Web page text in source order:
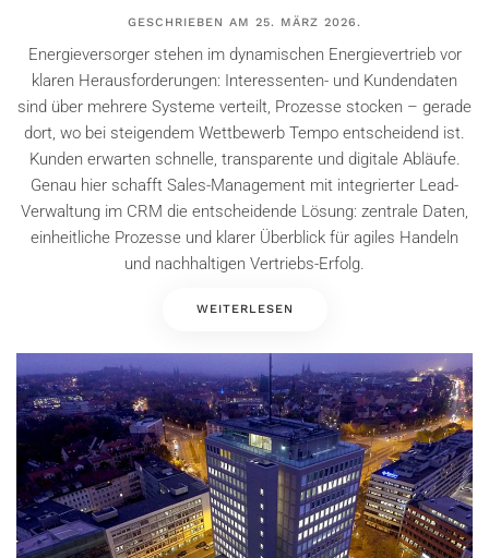
GESCHRIEBEN AM 25. MÄRZ 2026.
Energieversorger stehen im dynamischen Energievertrieb vor
klaren Herausforderungen: Interessenten- und Kundendaten
sind über mehrere Systeme verteilt, Prozesse stocken – gerade
dort, wo bei steigendem Wettbewerb Tempo entscheidend ist.
Kunden erwarten schnelle, transparente und digitale Abläufe.
Genau hier schafft Sales-Management mit integrierter Lead-
Verwaltung im CRM die entscheidende Lösung: zentrale Daten,
einheitliche Prozesse und klarer Überblick für agiles Handeln
und nachhaltigen Vertriebs-Erfolg.
WEITERLESEN